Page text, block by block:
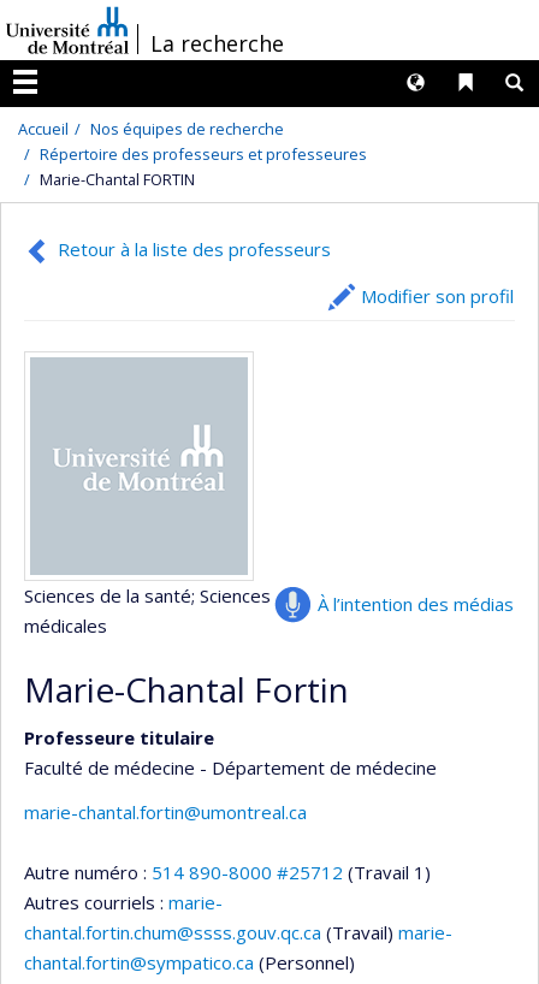
au
contenu
/La recherche
Menu
Liens
Langues
Accueil
Nos équipes de recherche
Répertoire des professeurs et professeures
Marie-Chantal FORTIN
Retour à la liste des professeurs
Modifier son profil
À l’intention des médias
Sciences de la santé; Sciences
médicales
Marie-Chantal Fortin
Professeure titulaire
Faculté de médecine - Département de médecine
marie-chantal.fortin@umontreal.ca
Autre numéro : 514 890-8000 #25712 (Travail 1)
Autres courriels : marie-
chantal.fortin.chum@ssss.gouv.qc.ca (Travail) marie-
chantal.fortin@sympatico.ca (Personnel)